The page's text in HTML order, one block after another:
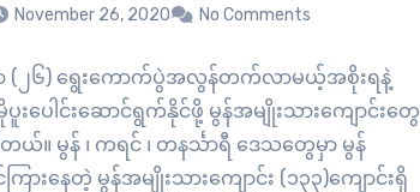
November 26, 2020 No Comments
ာ (၂၆) ရွေးကောက်ပွဲအလွန်တက်လာမယ့်အစိုးရနဲ့
းပေါင်းဆောင်ရွက်နိုင်ဖို့ မွန်အမျိုးသားကျောင်းတွေ
ယ်။ မွန် ၊ ကရင် ၊ တနင်္သာရီ ဒေသတွေမှာ မွန်
ားနေတဲ့ မွန်အမျိုးသားကျောင်း (၁၃၃)ကျောင်းရှိ